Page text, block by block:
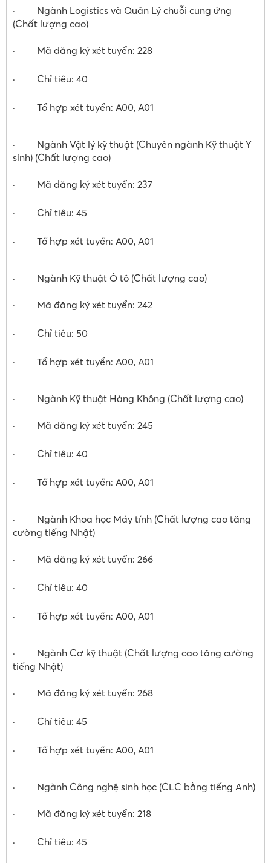
· Ngành Logistics và Quản Lý chuỗi cung ứng
(Chất lượng cao)
· Mã đăng ký xét tuyển: 228
· Chỉ tiêu: 40
· Tổ hợp xét tuyển: A00, A01
· Ngành Vật lý kỹ thuật (Chuyên ngành Kỹ thuật Y
sinh) (Chất lượng cao)
· Mã đăng ký xét tuyển: 237
· Chỉ tiêu: 45
· Tổ hợp xét tuyển: A00, A01
· Ngành Kỹ thuật Ô tô (Chất lượng cao)
· Mã đăng ký xét tuyển: 242
· Chỉ tiêu: 50
· Tổ hợp xét tuyển: A00, A01
· Ngành Kỹ thuật Hàng Không (Chất lượng cao)
· Mã đăng ký xét tuyển: 245
· Chỉ tiêu: 40
· Tổ hợp xét tuyển: A00, A01
· Ngành Khoa học Máy tính (Chất lượng cao tăng
cường tiếng Nhật)
· Mã đăng ký xét tuyển: 266
· Chỉ tiêu: 40
· Tổ hợp xét tuyển: A00, A01
· Ngành Cơ kỹ thuật (Chất lượng cao tăng cường
tiếng Nhật)
· Mã đăng ký xét tuyển: 268
· Chỉ tiêu: 45
· Tổ hợp xét tuyển: A00, A01
· Ngành Công nghệ sinh học (CLC bằng tiếng Anh)
· Mã đăng ký xét tuyển: 218
· Chỉ tiêu: 45